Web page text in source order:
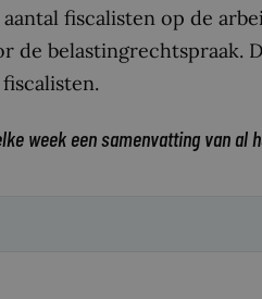
fiscalisten op de
de belasting­rechtspraak.
week een samenvatting van al